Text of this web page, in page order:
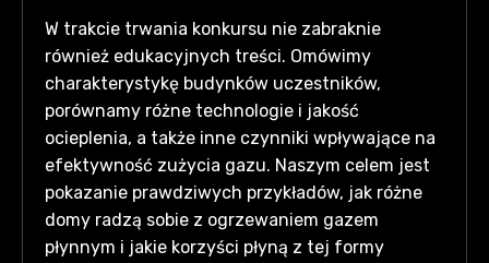
W trakcie trwania konkursu nie zabraknie
również edukacyjnych treści. Omówimy
charakterystykę budynków uczestników,
porównamy różne technologie i jakość
ocieplenia, a także inne czynniki wpływające na
efektywność zużycia gazu. Naszym celem jest
pokazanie prawdziwych przykładów, jak różne
domy radzą sobie z ogrzewaniem gazem
płynnym i jakie korzyści płyną z tej formy